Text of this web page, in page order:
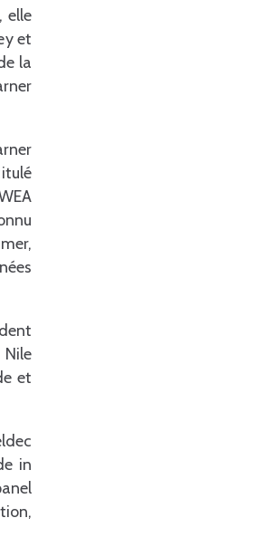
elle
et
la
et
in